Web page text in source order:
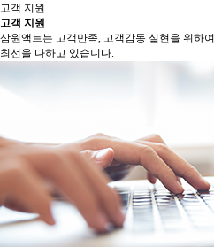
고객 지원
고객 지원
삼원액트는 고객만족, 고객감동 실현을 위하여
최선을 다하고 있습니다.